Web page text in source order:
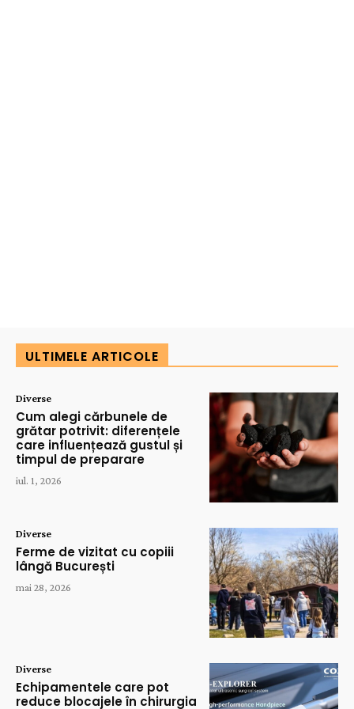
ULTIMELE ARTICOLE
Diverse
Cum alegi cărbunele de
grătar potrivit: diferențele
care influențează gustul și
timpul de preparare
iul. 1, 2026
Diverse
Ferme de vizitat cu copiii
lângă București
mai 28, 2026
Diverse
Echipamentele care pot
reduce blocajele în chirurgia